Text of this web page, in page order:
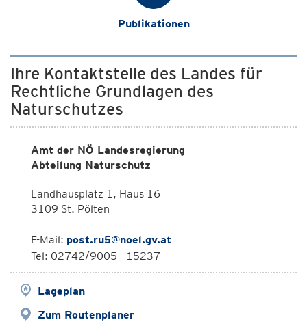
Publikationen
Ihre Kontaktstelle des Landes für
Rechtliche Grundlagen des
Naturschutzes
Amt der NÖ Landesregierung
Abteilung Naturschutz
Landhausplatz 1, Haus 16
3109 St. Pölten
E-Mail: post.ru5@noel.gv.at
Tel: 02742/9005 - 15237
Lageplan
Zum Routenplaner